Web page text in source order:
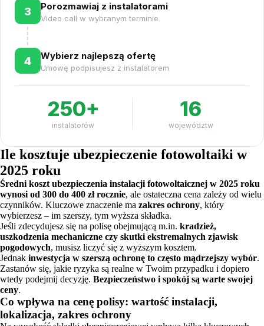
3 Porozmawiaj z instalatorami
Video call w wybranym terminie
4 Wybierz najlepszą ofertę
Umowę podpisujesz z instalatorem
250+
instalatorów
16
województw
Ile kosztuje ubezpieczenie fotowoltaiki w
2025 roku
Średni koszt ubezpieczenia instalacji fotowoltaicznej w 2025 roku
wynosi od 300 do 400 zł rocznie, ale ostateczna cena zależy od wielu
czynników. Kluczowe znaczenie ma zakres ochrony, który
wybierzesz – im szerszy, tym wyższa składka.
Jeśli zdecydujesz się na polisę obejmującą m.in. kradzież,
uszkodzenia mechaniczne czy skutki ekstremalnych zjawisk
pogodowych, musisz liczyć się z wyższym kosztem.
Jednak inwestycja w szerszą ochronę to często mądrzejszy wybór.
Zastanów się, jakie ryzyka są realne w Twoim przypadku i dopiero
wtedy podejmij decyzję. Bezpieczeństwo i spokój są warte swojej
ceny.
Co wpływa na cenę polisy: wartość instalacji,
lokalizacja, zakres ochrony